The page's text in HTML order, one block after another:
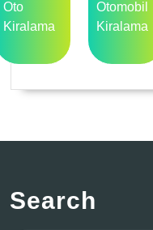
Oto
Kiralama
Otomobil
Kiralama
Search